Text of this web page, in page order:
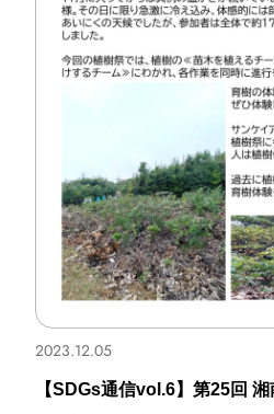
2023.12.05
【SDGs通信vol.6】第25回